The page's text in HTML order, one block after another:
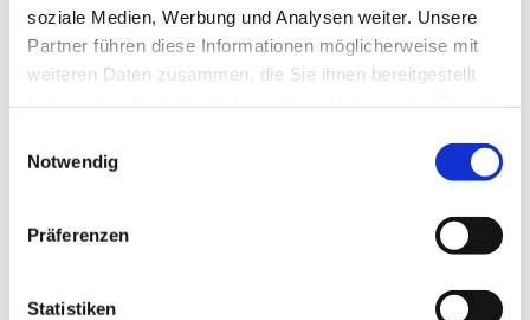
soziale Medien, Werbung und Analysen weiter. Unsere
Partner führen diese Informationen möglicherweise mit
weiteren Daten zusammen, die Sie ihnen bereitgestellt
Notwendig
Präferenzen
Statistiken